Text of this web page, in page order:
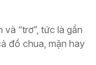
“trơ”, tức là gần
đồ chua, mặn hay